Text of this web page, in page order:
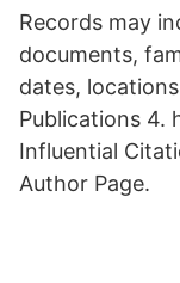
Records may
documents,
dates,
Publications 4.
Influential
Author Page.